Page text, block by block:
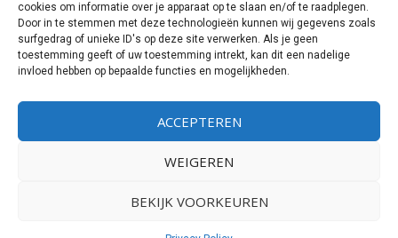
cookies om informatie over je apparaat op te slaan en/of te raadplegen.
Door in te stemmen met deze technologieën kunnen wij gegevens zoals
surfgedrag of unieke ID's op deze site verwerken. Als je geen
toestemming geeft of uw toestemming intrekt, kan dit een nadelige
invloed hebben op bepaalde functies en mogelijkheden.
ACCEPTEREN
WEIGEREN
BEKIJK VOORKEUREN
het aanmeldingsformulier. De door u ingevulde gegevens worden
door de penningmeester van de stichting Vrienden van Kiboe-hoeve
beheerd en geregistreerd in een Excelprogramma. De bestuursleden
van deze stichting hebben als enige partijen inzicht in deze
gegevens. Als u aangeeftgeenVriend meer te willen zijn worden uw
gegevens gearchiveerd en zal er geen contact meer met u
opgenomen worden. Wij verstrekken nooit gegevens aan derden.
Powered by